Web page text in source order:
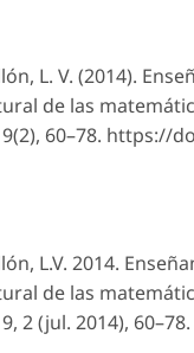
L. V. (2014).
de las
9(2), 60–78. https://
L.V. 2014.
de las
9, 2 (jul. 2014),